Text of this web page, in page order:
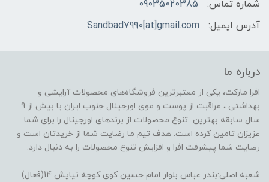
شماره تماس:
09035020385
آدرس ایمیل:
Sandbad7990[at]gmail.com
درباره ما
افرا مارکت، یکی از معتبرترین فروشگاه‌های محصولات آرایشی و
بهداشتی ، مراقبت از پوست و موی اورجینال جنوب ایران با بیش از 9
سال سابقه بهترین تنوع محصولات از برندهای اورجینال را برای شما
عزیزان تامین کرده است. هدف تیم ما رضایت شما از خریدتان است و
رضایت شما پیشرفت افرا و افزایش تنوع محصولات را به دنبال دارد.
شعبه اصلی:بندر عباس بلوار امام حسین کوی کوچه نیایش 14(فعال)